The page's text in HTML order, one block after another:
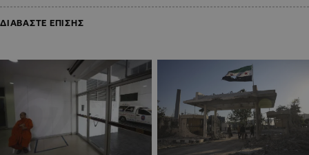
ΔΙΑΒΑΣΤΕ ΕΠΙΣΗΣ